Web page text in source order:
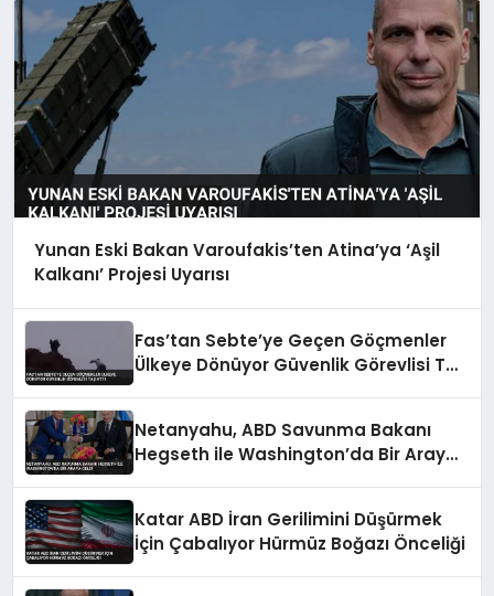
Yunan Eski Bakan Varoufakis’ten Atina’ya ‘Aşil
Kalkanı’ Projesi Uyarısı
Fas’tan Sebte’ye Geçen Göçmenler
Ülkeye Dönüyor Güvenlik Görevlisi Taş
Netanyahu, ABD Savunma Bakanı
Hegseth ile Washington’da Bir Araya
Katar ABD İran Gerilimini Düşürmek
İçin Çabalıyor Hürmüz Boğazı Önceliği